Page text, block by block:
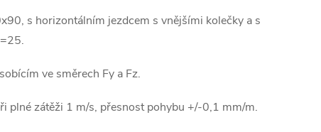
s horizontálním jezdcem s vnějšími kolečky a s
ve směrech Fy a Fz.
plné zátěži 1 m/s, přesnost pohybu +/-0,1 mm/m.